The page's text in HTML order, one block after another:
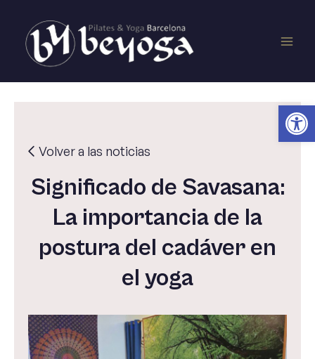
contenido
Volver a las noticias
Significado de Savasana:
La importancia de la
postura del cadáver en
el yoga